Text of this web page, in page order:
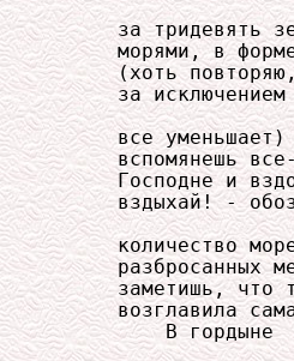
за тридевять
морями, в
(хоть
за исключением
все уменьшает)
вспомянешь
Господне и
вздыхай! -
количество
разбросанных
заметишь, что
возглавила
         В гордыне